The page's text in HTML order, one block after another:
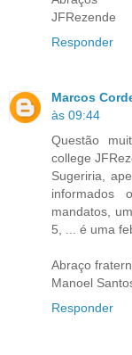
JFRezende
Responder
Marcos
às 09:44
Questão
college
Sugeriria,
informados
mandatos,
5, ... é uma
Abraço
Manoel
Responder